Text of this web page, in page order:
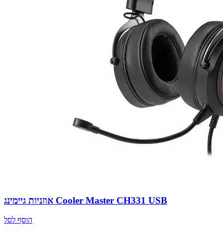
אוזניות גיימינג Cooler Master CH331 USB
הוסף לסל